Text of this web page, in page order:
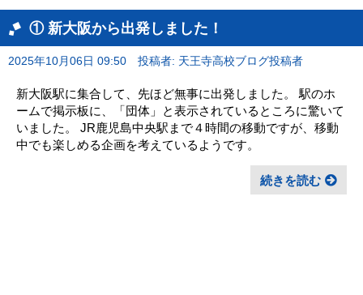
① 新大阪から出発しました！
2025年10月06日 09:50 投稿者: 天王寺高校ブログ投稿者
新大阪駅に集合して、先ほど無事に出発しました。 駅のホ
ームで掲示板に、「団体」と表示されているところに驚いて
いました。 JR鹿児島中央駅まで４時間の移動ですが、移動
中でも楽しめる企画を考えているようです。
続きを読む